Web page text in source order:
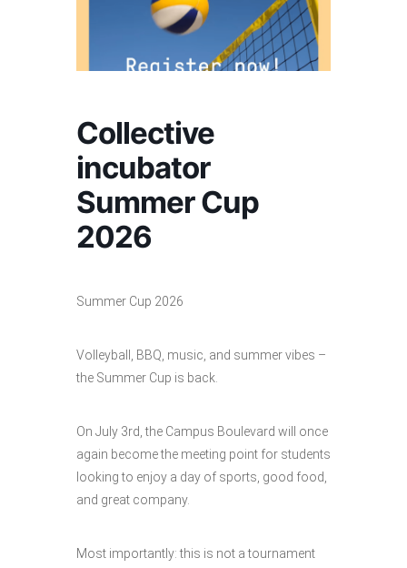
Collective
incubator
Summer Cup
2026
Summer Cup 2026
Volleyball, BBQ, music, and summer vibes –
the Summer Cup is back.
On July 3rd, the Campus Boulevard will once
again become the meeting point for students
looking to enjoy a day of sports, good food,
and great company.
Most importantly: this is not a tournament